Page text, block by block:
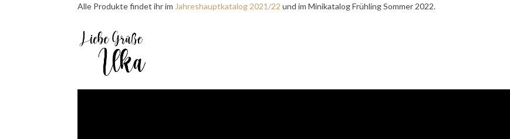
Alle Produkte findet ihr im Jahreshauptkatalog 2021/22 und im Minikatalog Frühling Sommer 2022.